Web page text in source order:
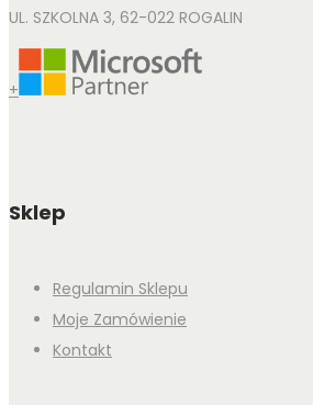
UL. SZKOLNA 3, 62-022 ROGALIN
+
Sklep
Regulamin Sklepu
Moje Zamówienie
Kontakt